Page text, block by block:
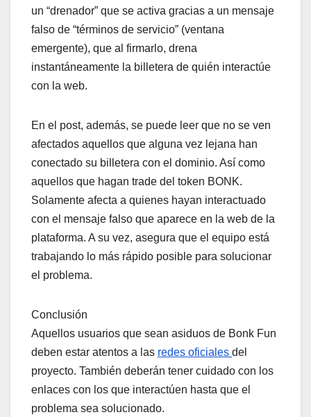
un “drenador” que se activa gracias a un mensaje
falso de “términos de servicio” (ventana
emergente), que al firmarlo, drena
instantáneamente la billetera de quién interactúe
con la web.
En el post, además, se puede leer que no se ven
afectados aquellos que alguna vez lejana han
conectado su billetera con el dominio. Así como
aquellos que hagan trade del token BONK.
Solamente afecta a quienes hayan interactuado
con el mensaje falso que aparece en la web de la
plataforma. A su vez, asegura que el equipo está
trabajando lo más rápido posible para solucionar
el problema.
Conclusión
Aquellos usuarios que sean asiduos de Bonk Fun
deben estar atentos a las redes oficiales del
proyecto. También deberán tener cuidado con los
enlaces con los que interactúen hasta que el
problema sea solucionado.